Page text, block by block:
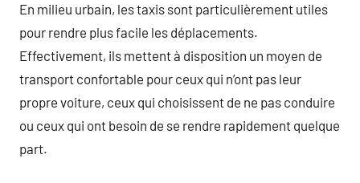
En milieu urbain, les taxis sont particulièrement utiles
pour rendre plus facile les déplacements.
Effectivement, ils mettent à disposition un moyen de
transport confortable pour ceux qui n’ont pas leur
propre voiture, ceux qui choisissent de ne pas conduire
ou ceux qui ont besoin de se rendre rapidement quelque
part.